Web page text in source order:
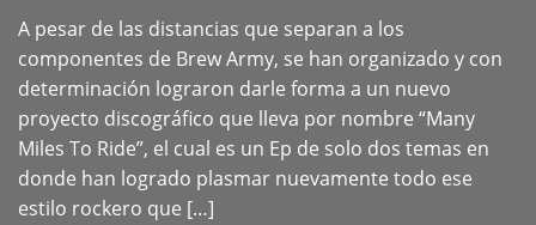
A pesar de las distancias que separan a los
componentes de Brew Army, se han organizado y con
determinación lograron darle forma a un nuevo
proyecto discográfico que lleva por nombre “Many
Miles To Ride”, el cual es un Ep de solo dos temas en
donde han logrado plasmar nuevamente todo ese
estilo rockero que […]
+